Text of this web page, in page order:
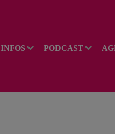
INFOS PODCAST